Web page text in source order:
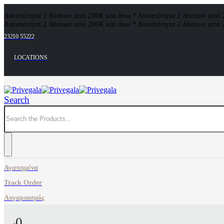
Δυνατότητα 2 δόσεων από 200€ και άνω * Δυνατότητα 2 δόσεων
Δυνατότητα 2 δόσεων από 200€ και άνω * Δυνατότητα 2 δόσεων
23210 55222
LOCATIONS
Search
Αγαπημένα
Track Order
Λογαριασμός